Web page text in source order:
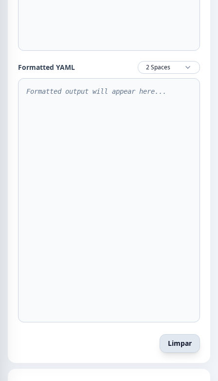
Formatted YAML 2 Spaces
Formatted output will appear here...
Limpar